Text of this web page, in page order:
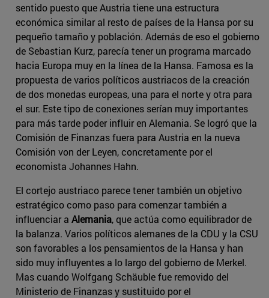
sentido puesto que Austria tiene una estructura
económica similar al resto de países de la Hansa por su
pequeño tamaño y población. Además de eso el gobierno
de Sebastian Kurz, parecía tener un programa marcado
hacia Europa muy en la línea de la Hansa. Famosa es la
propuesta de varios políticos austriacos de la creación
de dos monedas europeas, una para el norte y otra para
el sur. Este tipo de conexiones serían muy importantes
para más tarde poder influir en Alemania. Se logró que la
Comisión de Finanzas fuera para Austria en la nueva
Comisión von der Leyen, concretamente por el
economista Johannes Hahn.
El cortejo austriaco parece tener también un objetivo
estratégico como paso para comenzar también a
influenciar a Alemania, que actúa como equilibrador de
la balanza. Varios políticos alemanes de la CDU y la CSU
son favorables a los pensamientos de la Hansa y han
sido muy influyentes a lo largo del gobierno de Merkel.
Mas cuando Wolfgang Schäuble fue removido del
Ministerio de Finanzas y sustituido por el